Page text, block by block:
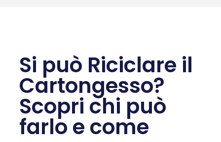
Si può Riciclare il
Cartongesso?
Scopri chi può
farlo e come